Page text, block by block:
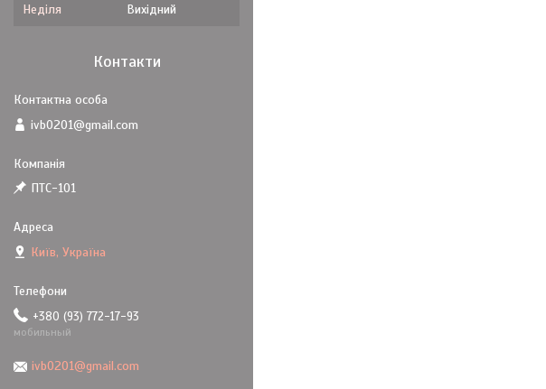
Неділя
Вихідний
Контакти
ivb0201@gmail.com
ПТС-101
Київ, Україна
+380 (93) 772-17-93
мобильный
ivb0201@gmail.com